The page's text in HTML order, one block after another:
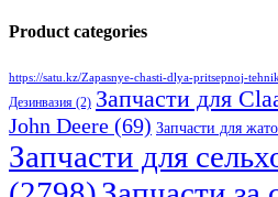
Product categories
https://satu.kz/Zapasnye-chasti-dlya-pritsepnoj-
Дезинвазия (2) Запчасти для
John Deere (69) Запчасти для
Запчасти для